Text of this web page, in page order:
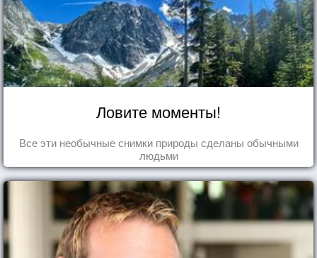
Ловите моменты!
Все эти необычные снимки природы сделаны обычными
людьми